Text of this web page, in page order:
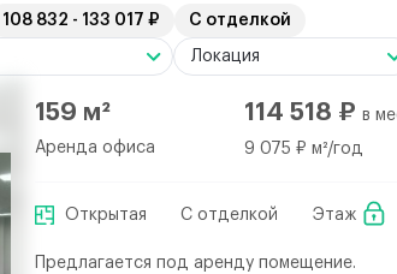
108 832 - 133 017 ₽ С отделкой
Локация
159 м²
Аренда офиса
114 518 ₽ в
9 075 ₽ м²/год
Открытая С отделкой Этаж
Предлагается под аренду помещение.